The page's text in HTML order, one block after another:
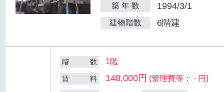
築 年 数 1994/3/1
建物階数 6階建
階 数 1階
賃 料 148,000円 (管理費等： - 円)